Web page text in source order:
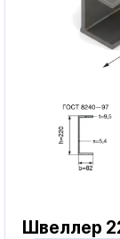
Швеллер